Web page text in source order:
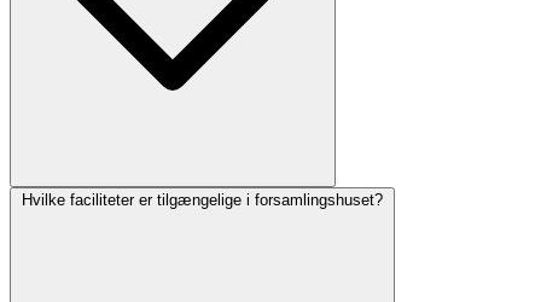
Hvilke faciliteter er tilgængelige i forsamlingshuset?